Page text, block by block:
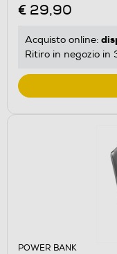
€ 29,90
Acquisto online:
Ritiro in negozio in
POWER BANK